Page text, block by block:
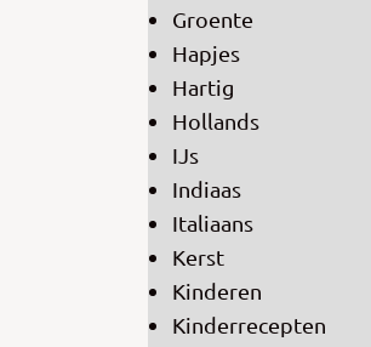
Groente
Hapjes
Hartig
Hollands
IJs
Indiaas
Italiaans
Kerst
Kinderen
Kinderrecepten